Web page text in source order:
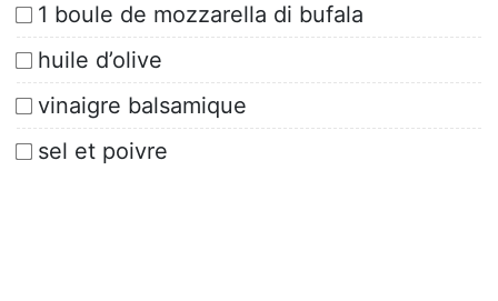
1 boule de mozzarella di bufala
huile d’olive
vinaigre balsamique
sel et poivre